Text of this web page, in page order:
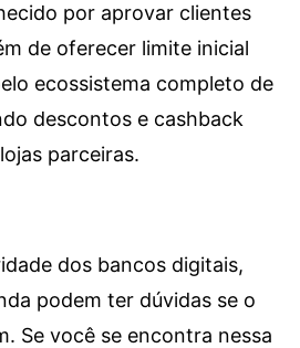
por aprovar clientes
de oferecer limite inicial
ecossistema completo de
descontos e cashback
parceiras.
dos bancos digitais,
podem ter dúvidas se o
Se você se encontra nessa